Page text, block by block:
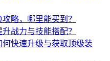
略，哪里能买到？
战力与技能搭配？
快速升级与获取顶级装